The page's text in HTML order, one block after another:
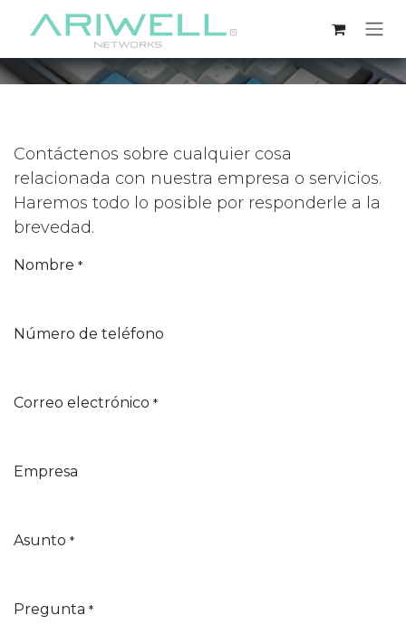
Ir al contenido
Contáctenos
Contáctenos sobre cualquier cosa
relacionada con nuestra empresa o servicios.
Haremos todo lo posible por responderle a la
brevedad.
Nombre *
Número de teléfono
Correo electrónico *
Empresa
Asunto *
Pregunta *